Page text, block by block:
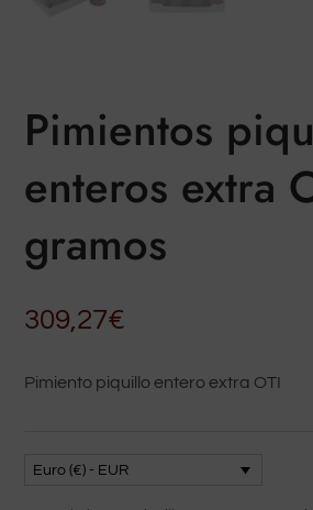
Pimientos
enteros extra
gramos
309,27€
Pimiento piquillo entero extra OTI
Euro (€) - EUR